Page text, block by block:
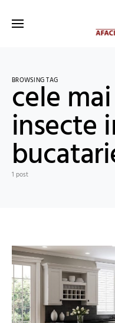
BROWSING TAG
cele
insecte
1 post